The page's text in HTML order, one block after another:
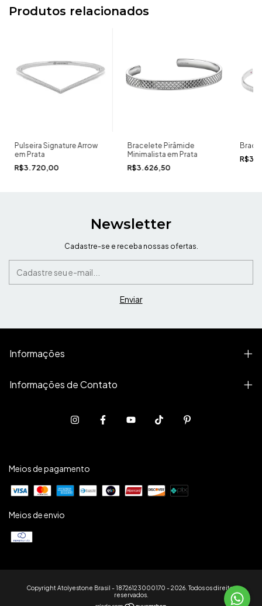
Produtos relacionados
Pulseira Signature Arrow
em Prata
R$3.720,00
Bracelete Pirâmide
Minimalista em Prata
R$3.626,50
Newsletter
Cadastre-se e receba nossas ofertas.
Informações
Informações de Contato
Meios de pagamento
Meios de envio
Copyright Atolyestone Brasil - 18726123000170 - 2026. Todos os direitos
reservados.